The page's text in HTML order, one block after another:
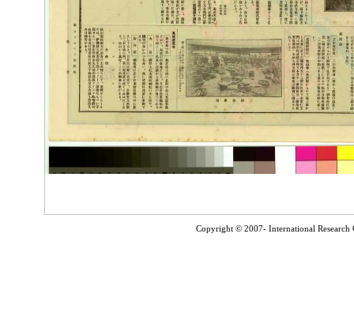
Copyright © 2007- International Research